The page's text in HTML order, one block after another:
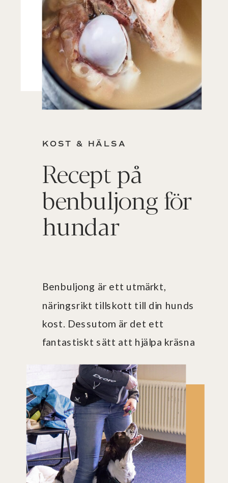
Benbuljong är ett utmärkt,
näringsrikt tillskott till din hunds
kost. Dessutom är det ett
fantastiskt sätt att hjälpa kräsna
ett supernyttigt och hälsosam
tillskott för din hund.
Recept på
benbuljong för
hundar
KOST & HÄLSA